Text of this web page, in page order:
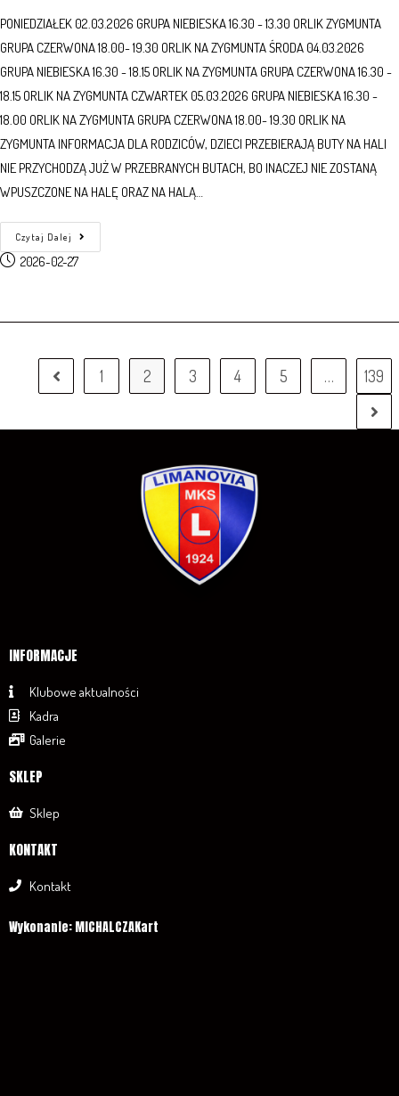
PONIEDZIAŁEK 02.03.2026 GRUPA NIEBIESKA 16.30 - 13.30 ORLIK ZYGMUNTA
GRUPA CZERWONA 18.00- 19.30 ORLIK NA ZYGMUNTA ŚRODA 04.03.2026
GRUPA NIEBIESKA 16.30 - 18.15 ORLIK NA ZYGMUNTA GRUPA CZERWONA 16.30 -
18.15 ORLIK NA ZYGMUNTA CZWARTEK 05.03.2026 GRUPA NIEBIESKA 16.30 -
18.00 ORLIK NA ZYGMUNTA GRUPA CZERWONA 18.00- 19.30 ORLIK NA
ZYGMUNTA INFORMACJA DLA RODZICÓW, DZIECI PRZEBIERAJĄ BUTY NA HALI
NIE PRZYCHODZĄ JUŻ W PRZEBRANYCH BUTACH, BO INACZEJ NIE ZOSTANĄ
WPUSZCZONE NA HALĘ ORAZ NA HALĄ…
Czytaj Dalej
2026-02-27
1 2 3 4 5 … 139
INFORMACJE
Klubowe aktualności
Kadra
Galerie
SKLEP
Sklep
KONTAKT
Kontakt
Wykonanie: MICHALCZAKart